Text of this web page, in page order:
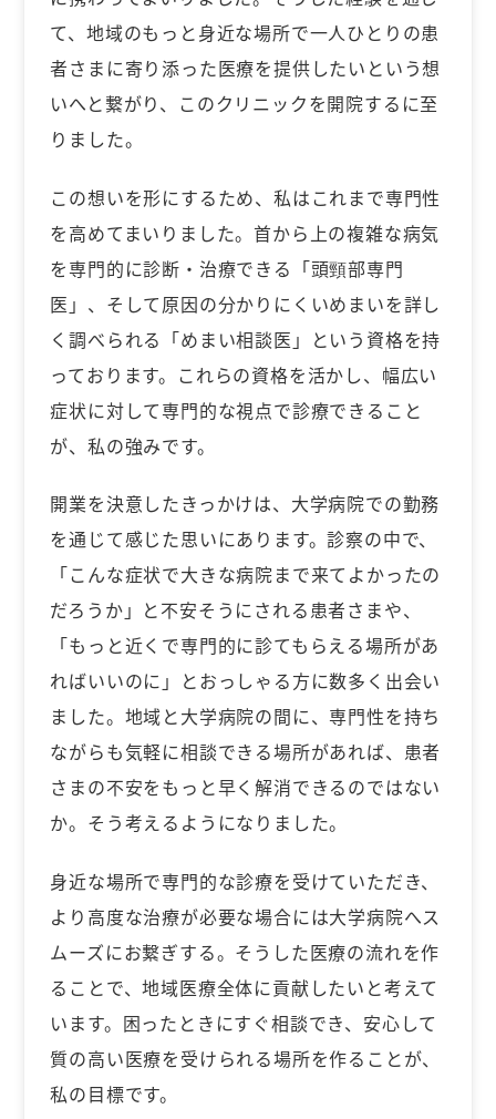
て、地域のもっと身近な場所で一人ひとりの患
者さまに寄り添った医療を提供したいという想
いへと繋がり、このクリニックを開院するに至
りました。
この想いを形にするため、私はこれまで専門性
を高めてまいりました。首から上の複雑な病気
を専門的に診断・治療できる「頭頸部専門
医」、そして原因の分かりにくいめまいを詳し
く調べられる「めまい相談医」という資格を持
っております。これらの資格を活かし、幅広い
症状に対して専門的な視点で診療できること
が、私の強みです。
開業を決意したきっかけは、大学病院での勤務
を通じて感じた思いにあります。診察の中で、
「こんな症状で大きな病院まで来てよかったの
だろうか」と不安そうにされる患者さまや、
「もっと近くで専門的に診てもらえる場所があ
ればいいのに」とおっしゃる方に数多く出会い
ました。地域と大学病院の間に、専門性を持ち
ながらも気軽に相談できる場所があれば、患者
さまの不安をもっと早く解消できるのではない
か。そう考えるようになりました。
身近な場所で専門的な診療を受けていただき、
より高度な治療が必要な場合には大学病院へス
ムーズにお繋ぎする。そうした医療の流れを作
ることで、地域医療全体に貢献したいと考えて
います。困ったときにすぐ相談でき、安心して
質の高い医療を受けられる場所を作ることが、
私の目標です。